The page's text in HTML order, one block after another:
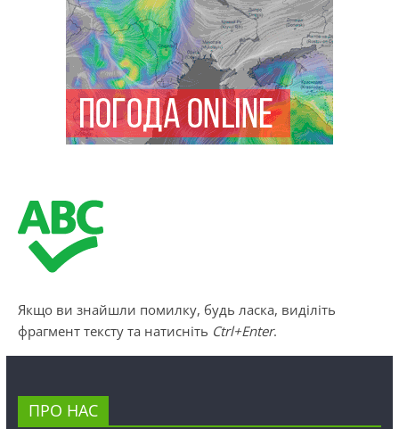
Якщо ви знайшли помилку, будь ласка, виділіть
фрагмент тексту та натисніть Ctrl+Enter.
ПРО НАС